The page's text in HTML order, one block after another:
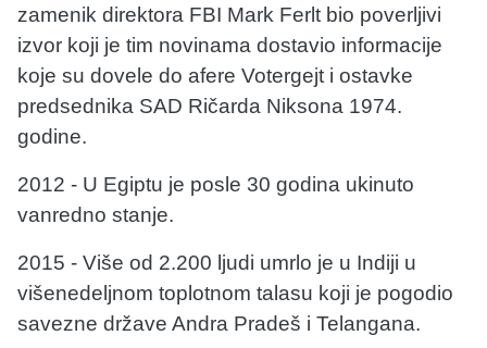
zamenik direktora FBI Mark Ferlt bio poverljivi
izvor koji je tim novinama dostavio informacije
koje su dovele do afere Votergejt i ostavke
predsednika SAD Ričarda Niksona 1974.
godine.
2012 - U Egiptu je posle 30 godina ukinuto
vanredno stanje.
2015 - Više od 2.200 ljudi umrlo je u Indiji u
višenedeljnom toplotnom talasu koji je pogodio
savezne države Andra Pradeš i Telangana.